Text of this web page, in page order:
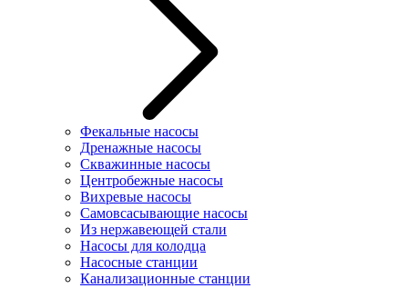
Фекальные насосы
Дренажные насосы
Скважинные насосы
Центробежные насосы
Вихревые насосы
Самовсасывающие насосы
Из нержавеющей стали
Насосы для колодца
Насосные станции
Канализационные станции